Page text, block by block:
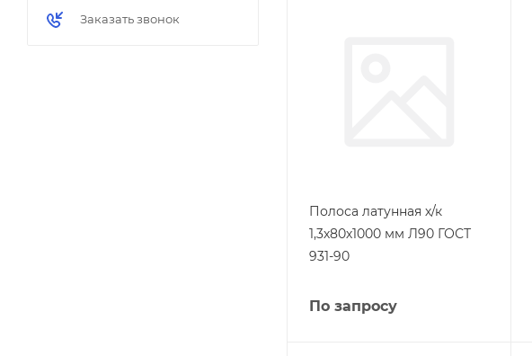
Полоса латунная х/к
1,3х80х1000 мм Л90 ГОСТ
931-90
По запросу
Заказать звонок